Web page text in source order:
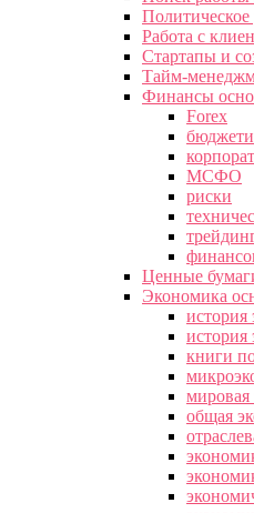
Работа с
Стартапы и
Тайм-
Финансы
Forex
МСФО
риски
Ценные
Экономика
история
история
книги
мировая
общая